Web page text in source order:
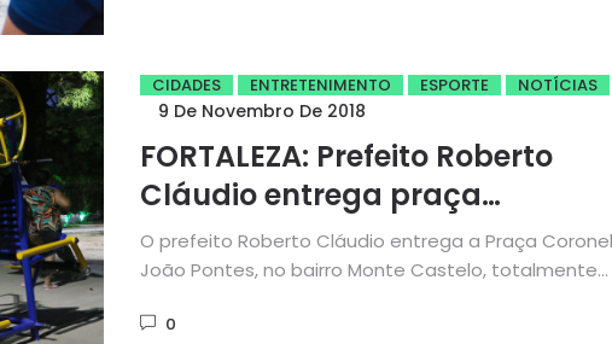
CIDADES ENTRETENIMENTO ESPORTE NOTÍCIAS
9 De Novembro De 2018
FORTALEZA: Prefeito Roberto
Cláudio entrega praça
requalificada no Monte Castelo
O prefeito Roberto Cláudio entrega a Praça Coronel
João Pontes, no bairro Monte Castelo, totalmente
0